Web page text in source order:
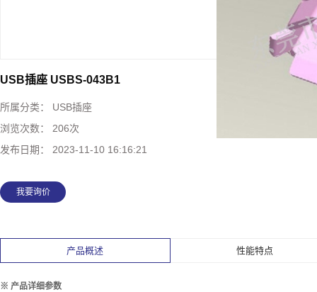
USB插座 USBS-043B1
所属分类：
USB插座
浏览次数：
206次
发布日期：
2023-11-10 16:16:21
我要询价
产品概述 性能特点
※ 产品详细参数